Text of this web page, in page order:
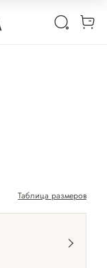
1 / 2
Таблица размеров